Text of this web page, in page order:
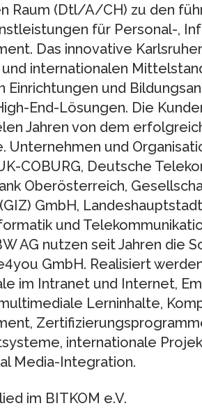
Raum (Dtl/A/CH) zu den
für Personal-,
Das innovative
internationalen
Einrichtungen und
End-Lösungen. Die
Jahren von dem
Unternehmen und
COBURG, Deutsche
Oberösterreich,
GmbH,
und
AG nutzen seit Jahren die
GmbH. Realisiert
im Intranet und Internet,
Lerninhalte,
internationale
Media-Integration.
im BITKOM e.V.